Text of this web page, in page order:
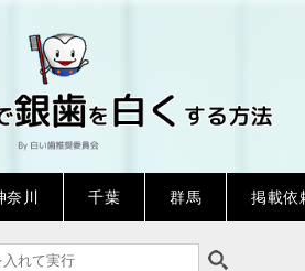
content
奈川 千葉 群馬 掲載依